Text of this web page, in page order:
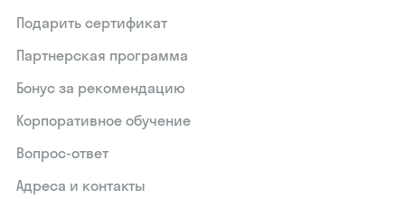
Подарить сертификат
Партнерская программа
Бонус за рекомендацию
Корпоративное обучение
Вопрос-ответ
Адреса и контакты